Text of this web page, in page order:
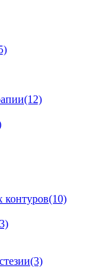
(12)
контуров(10)
(3)